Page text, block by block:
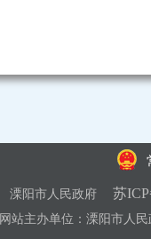
溧阳市人民政府 苏
网站主办单位：溧阳市人